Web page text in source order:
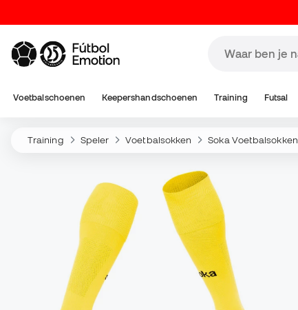
Voetbalschoenen Keepershandschoenen Training Futsal
Training Speler Voetbalsokken Soka Voetbalsokken